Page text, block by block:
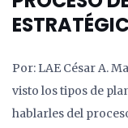
Por: LAE César A.
visto los tipos de
hablarles del